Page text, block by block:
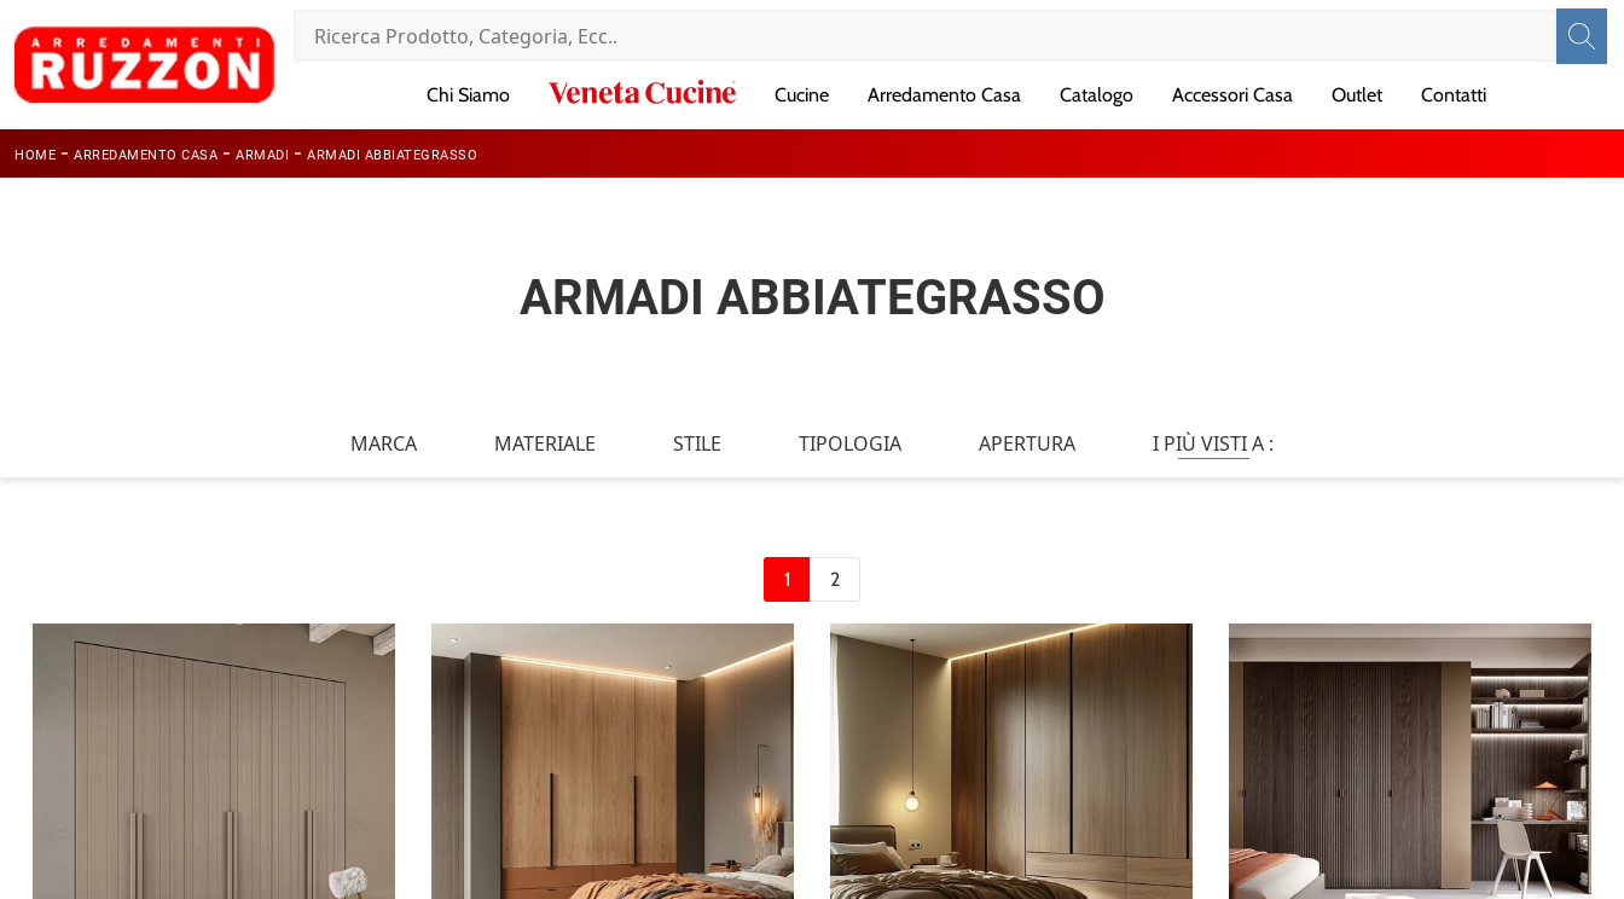
Chi Siamo
VenetaCucine Arredamento Casa Catalogo Accessori Casa Outlet Contatti
HOME - ARREDAMENTO CASA - ARMADI - ARMADI ABBIATEGRASSO
ARMADI ABBIATEGRASSO
MARCA MATERIALE STILE TIPOLOGIA APERTURA I PIÙ VISTI A :
1 2